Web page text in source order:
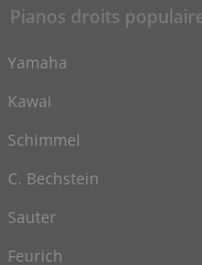
Pianos droits
Yamaha
Kawai
Schimmel
C. Bechstein
Sauter
Feurich